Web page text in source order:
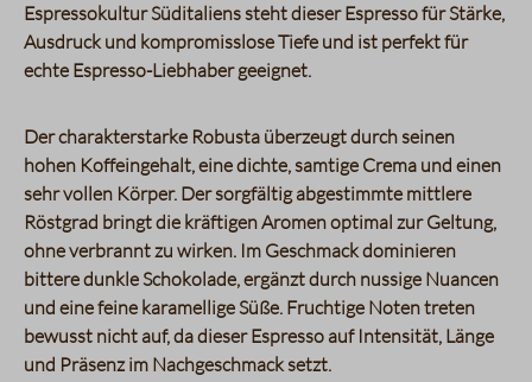
Espressokultur Süditaliens steht dieser Espresso für Stärke,
Ausdruck und kompromisslose Tiefe und ist perfekt für
echte Espresso-Liebhaber geeignet.
Der charakterstarke Robusta überzeugt durch seinen
hohen Koffeingehalt, eine dichte, samtige Crema und einen
sehr vollen Körper. Der sorgfältig abgestimmte mittlere
Röstgrad bringt die kräftigen Aromen optimal zur Geltung,
ohne verbrannt zu wirken. Im Geschmack dominieren
bittere dunkle Schokolade, ergänzt durch nussige Nuancen
und eine feine karamellige Süße. Fruchtige Noten treten
bewusst nicht auf, da dieser Espresso auf Intensität, Länge
und Präsenz im Nachgeschmack setzt.